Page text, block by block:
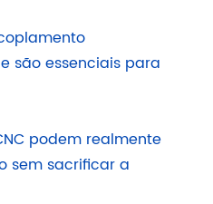
são essenciais para
podem realmente
sem sacrificar a